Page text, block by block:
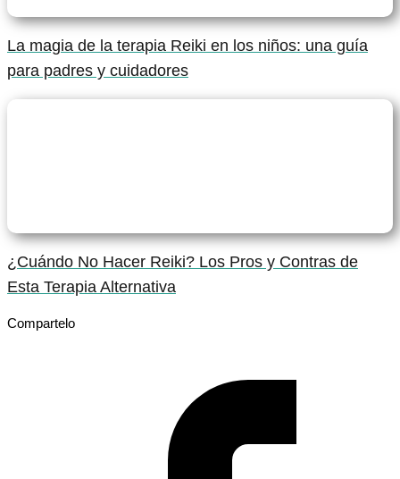
La magia de la terapia Reiki en los niños: una guía
para padres y cuidadores
¿Cuándo No Hacer Reiki? Los Pros y Contras de
Esta Terapia Alternativa
Compartelo